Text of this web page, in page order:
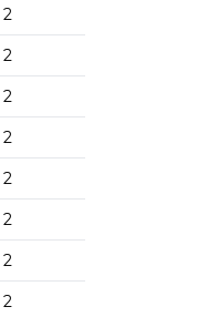
2
2
2
2
2
2
2
2